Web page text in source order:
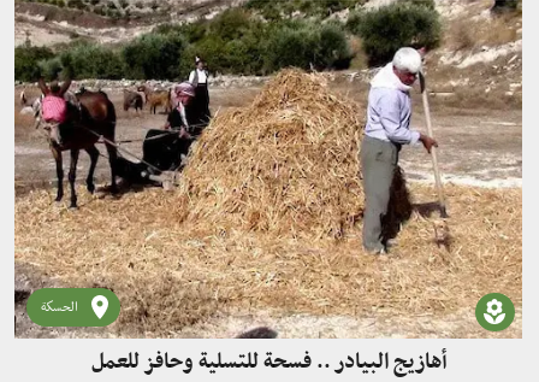
الحسكة
أهازيج البيادر .. فسحة للتسلية وحافز للعمل